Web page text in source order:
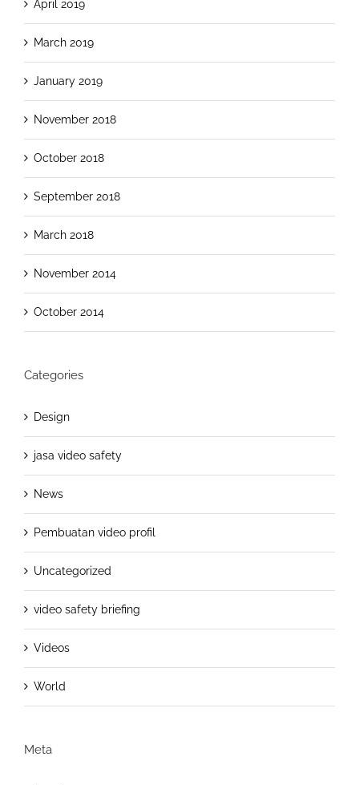
April 2019
March 2019
January 2019
November 2018
October 2018
September 2018
March 2018
November 2014
October 2014
Categories
Design
jasa video safety
News
Pembuatan video profil
Uncategorized
video safety briefing
Videos
World
Meta